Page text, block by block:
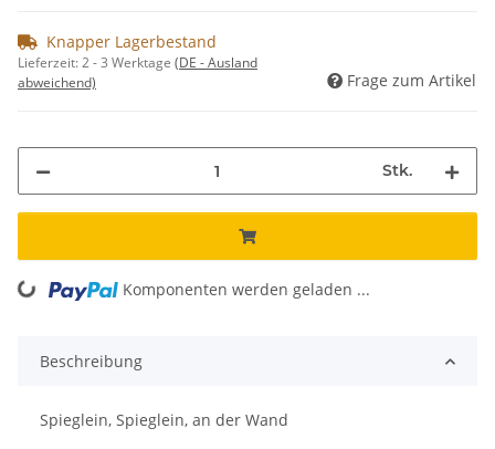
Knapper Lagerbestand
Lieferzeit:2 - 3 Werktage (DE - Ausland
abweichend)
Frage zum Artikel
Stk.
Loading... Komponenten werden geladen ...
Beschreibung
Spieglein, Spieglein, an der Wand